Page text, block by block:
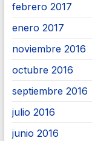
febrero 2017
enero 2017
noviembre 2016
octubre 2016
septiembre 2016
julio 2016
junio 2016